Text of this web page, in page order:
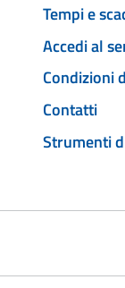
Tempi e
Accedi al
Condizioni
Contatti
Strumenti